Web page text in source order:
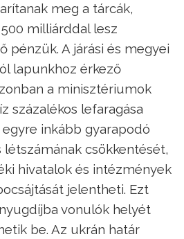
meg a tárcák,
milliárddal lesz
pénzük. A járási és megyei
lapunkhoz érkező
a minisztériumok
százalékos lefaragása
inkább gyarapodó
csökkentését,
hivatalok és intézmények
jelentheti. Ezt
vonulók helyét
be. Az ukrán határ